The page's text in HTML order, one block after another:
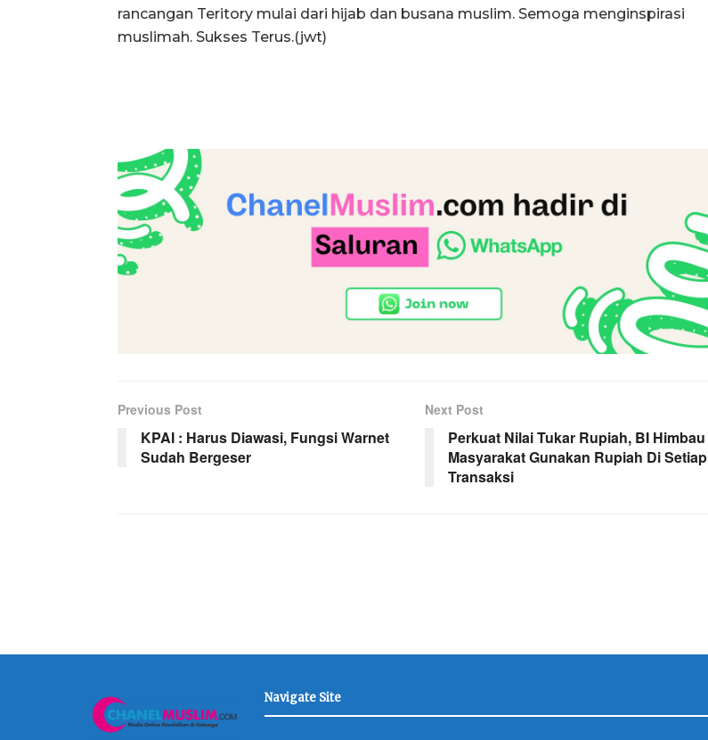
rancangan Teritory mulai dari hijab dan busana muslim. Semoga menginspirasi
muslimah. Sukses Terus.(jwt)
Previous Post
KPAI : Harus Diawasi, Fungsi Warnet
Sudah Bergeser
Next Post
Perkuat Nilai Tukar Rupiah, BI Himbau
Masyarakat Gunakan Rupiah Di Setiap
Transaksi
Navigate Site